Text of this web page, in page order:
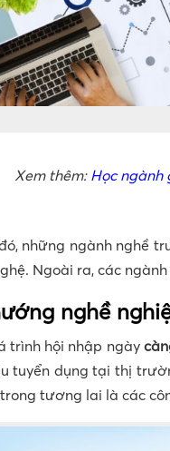
Xem thêm: Học ngành
những ngành nghề
Ngoài ra, các
nghề
trình hội nhập ngày
tuyển dụng tại thị
tương lai là các